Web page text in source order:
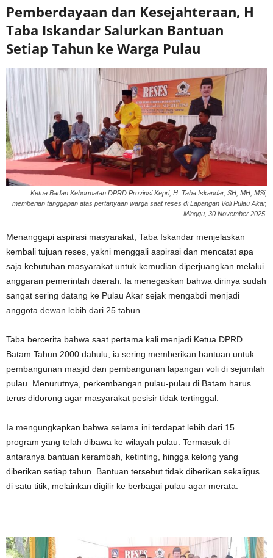
Pemberdayaan dan Kesejahteraan, H
Taba Iskandar Salurkan Bantuan
Setiap Tahun ke Warga Pulau
Ketua Badan Kehormatan DPRD Provinsi Kepri, H. Taba Iskandar, SH, MH, MSi,
memberian tanggapan atas pertanyaan warga saat reses di Lapangan Voli Pulau Akar,
Minggu, 30 November 2025.
Menanggapi aspirasi masyarakat, Taba Iskandar menjelaskan
kembali tujuan reses, yakni menggali aspirasi dan mencatat apa
saja kebutuhan masyarakat untuk kemudian diperjuangkan melalui
anggaran pemerintah daerah. Ia menegaskan bahwa dirinya sudah
sangat sering datang ke Pulau Akar sejak mengabdi menjadi
anggota dewan lebih dari 25 tahun.
Taba bercerita bahwa saat pertama kali menjadi Ketua DPRD
Batam Tahun 2000 dahulu, ia sering memberikan bantuan untuk
pembangunan masjid dan pembangunan lapangan voli di sejumlah
pulau. Menurutnya, perkembangan pulau-pulau di Batam harus
terus didorong agar masyarakat pesisir tidak tertinggal.
Ia mengungkapkan bahwa selama ini terdapat lebih dari 15
program yang telah dibawa ke wilayah pulau. Termasuk di
antaranya bantuan kerambah, ketinting, hingga kelong yang
diberikan setiap tahun. Bantuan tersebut tidak diberikan sekaligus
di satu titik, melainkan digilir ke berbagai pulau agar merata.